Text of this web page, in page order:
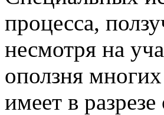
процесса,
несмотря на
оползня
имеет в